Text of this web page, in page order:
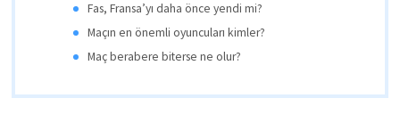
Fas, Fransa’yı daha önce yendi mi?
Maçın en önemli oyuncuları kimler?
Maç berabere biterse ne olur?